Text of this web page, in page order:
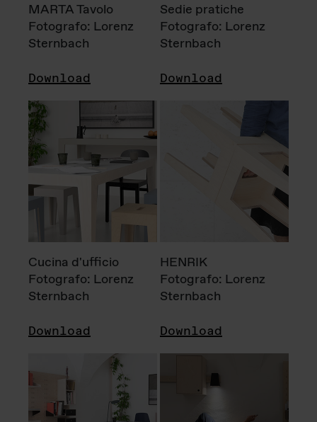
MARTA Tavolo
Fotografo: Lorenz
Sternbach
Download
Sedie pratiche
Fotografo: Lorenz
Sternbach
Download
Cucina d'ufficio
Fotografo: Lorenz
Sternbach
Download
HENRIK
Fotografo: Lorenz
Sternbach
Download